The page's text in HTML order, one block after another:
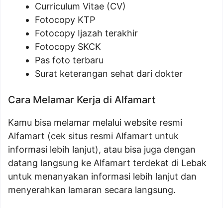
Curriculum Vitae (CV)
Fotocopy KTP
Fotocopy Ijazah terakhir
Fotocopy SKCK
Pas foto terbaru
Surat keterangan sehat dari dokter
Cara Melamar Kerja di Alfamart
Kamu bisa melamar melalui website resmi
Alfamart (cek situs resmi Alfamart untuk
informasi lebih lanjut), atau bisa juga dengan
datang langsung ke Alfamart terdekat di Lebak
untuk menanyakan informasi lebih lanjut dan
menyerahkan lamaran secara langsung.